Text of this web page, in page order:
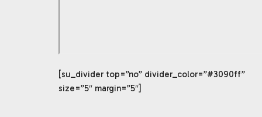
[su_divider top=”no” divider_color=”#3090ff”
size=”5″ margin=”5″]